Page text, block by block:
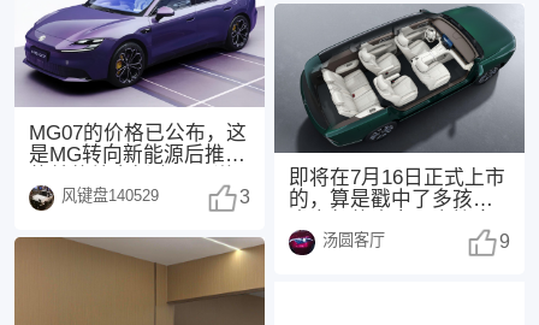
MG07的价格已公布，这
是MG转向新能源后推出
其他，紫色外观
风键盘140529 3
即将在7月16日正式上市
的，算是戳中了多孩家
下“同级座椅堆料
汤圆客厅 9